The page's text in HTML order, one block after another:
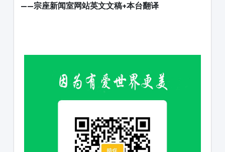
——宗座新闻室网站英文文稿+本台翻译